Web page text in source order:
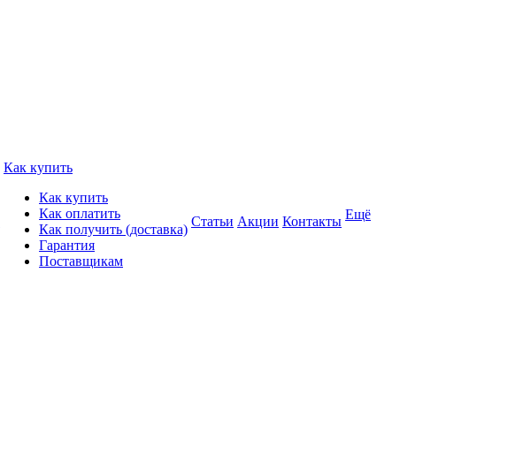
Как купить
Как купить
Как оплатить
Как получить (доставка)
Гарантия
Поставщикам
Статьи Акции Контакты Ещё